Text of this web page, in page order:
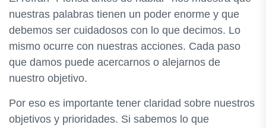
nuestras palabras tienen un poder enorme y que
debemos ser cuidadosos con lo que decimos. Lo
mismo ocurre con nuestras acciones. Cada paso
que damos puede acercarnos o alejarnos de
nuestro objetivo.
Por eso es importante tener claridad sobre nuestros
objetivos y prioridades. Si sabemos lo que